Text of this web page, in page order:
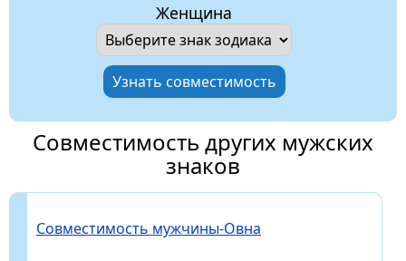
Женщина
Совместимость других мужских
знаков
Совместимость мужчины-Овна